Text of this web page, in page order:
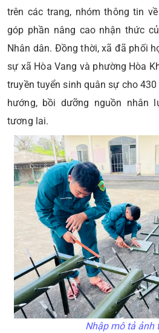
trên các trang, nhóm thông tin
góp phần nâng cao nhận thức
Nhân dân. Đồng thời, xã đã phối
sự xã Hòa Vang và phường Hòa
truyền tuyển sinh quân sự cho
hướng, bồi dưỡng nguồn nhân
tương lai.
Nhập mô tả ảnh